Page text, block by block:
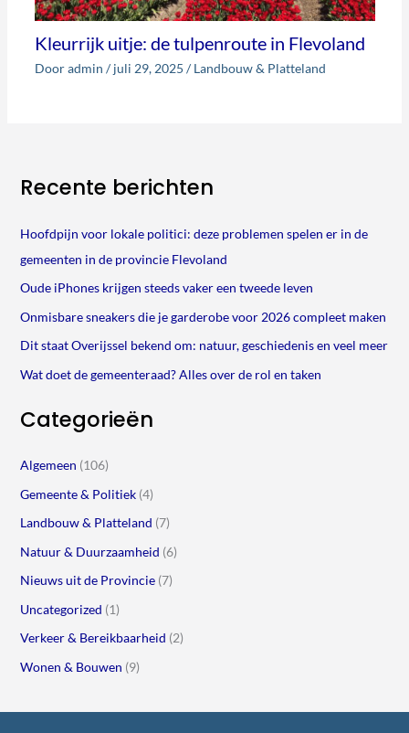
Kleurrijk uitje: de tulpenroute in Flevoland
Door admin /juli 29, 2025 /Landbouw & Platteland
Recente berichten
Hoofdpijn voor lokale politici: deze problemen spelen er in de
gemeenten in de provincie Flevoland
Oude iPhones krijgen steeds vaker een tweede leven
Onmisbare sneakers die je garderobe voor 2026 compleet maken
Dit staat Overijssel bekend om: natuur, geschiedenis en veel meer
Wat doet de gemeenteraad? Alles over de rol en taken
Categorieën
Algemeen (106)
Gemeente & Politiek(4)
Landbouw & Platteland (7)
Natuur & Duurzaamheid (6)
Nieuws uit de Provincie(7)
Uncategorized (1)
Verkeer & Bereikbaarheid (2)
Wonen & Bouwen (9)